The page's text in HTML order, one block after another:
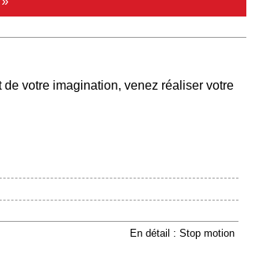
votre imagination, venez réaliser votre
En détail : Stop motion